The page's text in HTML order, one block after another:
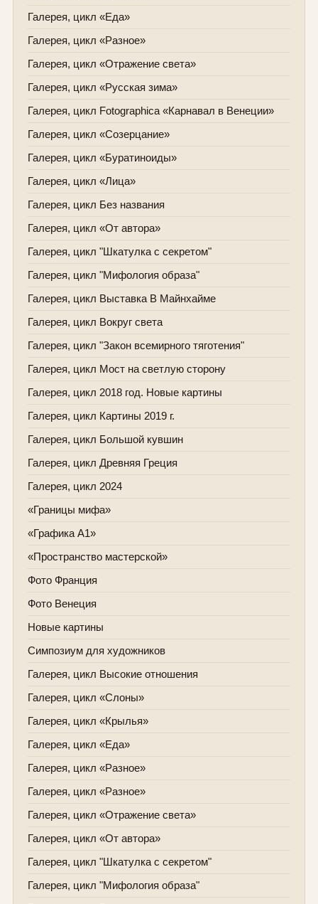
Галерея, цикл «Еда»
Галерея, цикл «Разное»
Галерея, цикл «Отражение света»
Галерея, цикл «Русская зима»
Галерея, цикл Fotographica «Карнавал в Венеции»
Галерея, цикл «Созерцание»
Галерея, цикл «Буратиноиды»
Галерея, цикл «Лица»
Галерея, цикл Без названия
Галерея, цикл «От автора»
Галерея, цикл "Шкатулка с секретом"
Галерея, цикл "Мифология образа"
Галерея, цикл Выставка В Майнхайме
Галерея, цикл Вокруг света
Галерея, цикл "Закон всемирного тяготения"
Галерея, цикл Мост на светлую сторону
Галерея, цикл 2018 год. Новые картины
Галерея, цикл Картины 2019 г.
Галерея, цикл Большой кувшин
Галерея, цикл Древняя Греция
Галерея, цикл 2024
«Границы мифа»
«Графика А1»
«Пространство мастерской»
Фото Франция
Фото Венеция
Новые картины
Симпозиум для художников
Галерея, цикл Высокие отношения
Галерея, цикл «Слоны»
Галерея, цикл «Крылья»
Галерея, цикл «Еда»
Галерея, цикл «Разное»
Галерея, цикл «Разное»
Галерея, цикл «Отражение света»
Галерея, цикл «От автора»
Галерея, цикл "Шкатулка с секретом"
Галерея, цикл "Мифология образа"